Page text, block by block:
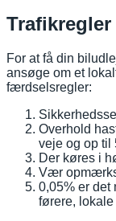
Trafikregler
For at få din
ansøge om et
færdselsregler:
Overhold
veje og op til
Der køres i
Vær
0,05% er det
førere,